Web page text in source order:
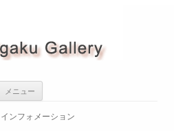
メニュー
ン
ツ
インフォメーション